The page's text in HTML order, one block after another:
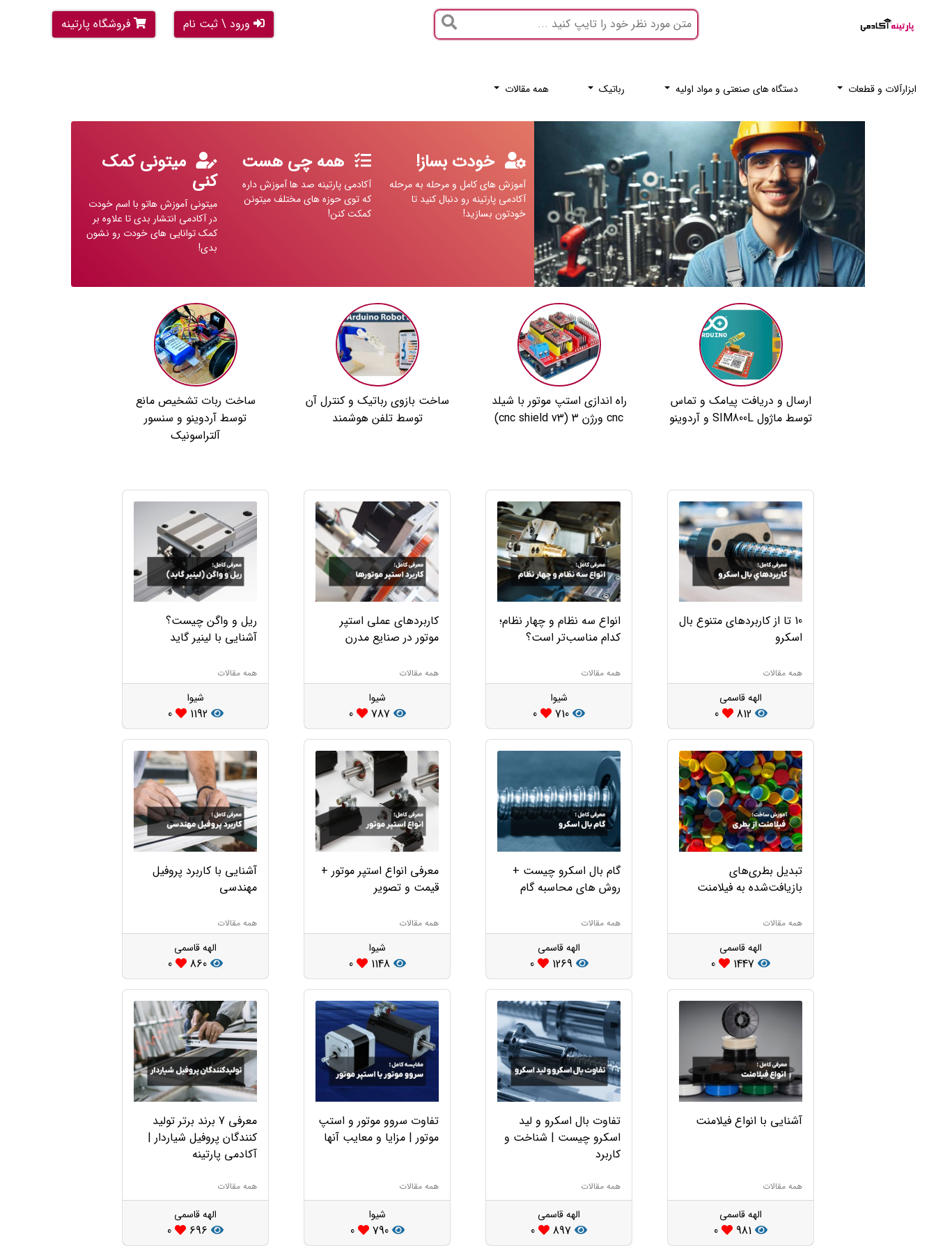
ورود \ ثبت نام فروشگاه پارتینه
ابزارآلات و قطعات دستگاه های صنعتی و مواد اولیه رباتیک همه مقالات
خودت بساز!
آموزش های کامل و مرحله به مرحله
آکادمی پارتینه رو دنبال کنید تا
خودتون بسازید!
همه چی هست
آکادمی پارتینه صد ها آموزش داره
که توی حوزه های مختلف میتونن
کمکت کنن!
میتونی کمک
کنی
میتونی آموزش هاتو با اسم خودت
در آکادمی انتشار بدی تا علاوه بر
کمک توانایی های خودت رو نشون
بدی!
ارسال و دریافت پیامک و تماس
توسط ماژول SIM800L و آردوینو
راه اندازی استپ موتور با شیلد
cnc ورژن 3 (cnc shield v3)
ساخت بازوی رباتیک و کنترل آن
توسط تلفن هوشمند
ساخت ربات تشخیص مانع
توسط آردوینو و سنسور
آلتراسونیک
10 تا از کاربردهای متنوع بال
اسکرو
همه مقالات
الهه قاسمی
812
0
انواع سه نظام و چهار نظام؛
کدام مناسب‌تر است؟
همه مقالات
شیوا
کاربردهای عملی استپر
موتور در صنایع مدرن
همه مقالات
شیوا
0
ریل و واگن چیست؟
آشنایی با لینیر گاید
همه مقالات
شیوا
1192
0
تبدیل بطری‌های
بازیافت‌شده به فیلامنت‌
همه مقالات
الهه قاسمی
گام بال اسکرو چیست +
روش های محاسبه گام
همه مقالات
الهه قاسمی
0
معرفی انواع استپر موتور +
قیمت و تصویر
همه مقالات
شیوا
1148
0
آشنایی با کاربرد پروفیل
مهندسی
همه مقالات
الهه قاسمی
آشنایی با انواع فیلامنت
همه مقالات
الهه قاسمی
تفاوت بال اسکرو و لید
اسکرو چیست | شناخت و
کاربرد
همه مقالات
الهه قاسمی
تفاوت سروو موتور و استپ
موتور | مزایا و معایب آنها
همه مقالات
شیوا
790
0
معرفی 7 برند برتر تولید
کنندگان پروفیل شیاردار |
آکادمی پارتینه
همه مقالات
الهه قاسمی